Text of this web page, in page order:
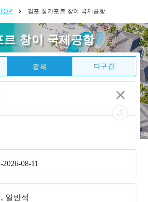
김포 싱가포르 창이 국제공항
르 창이 국제공항
왕복 다구간
2026-08-11
일반석